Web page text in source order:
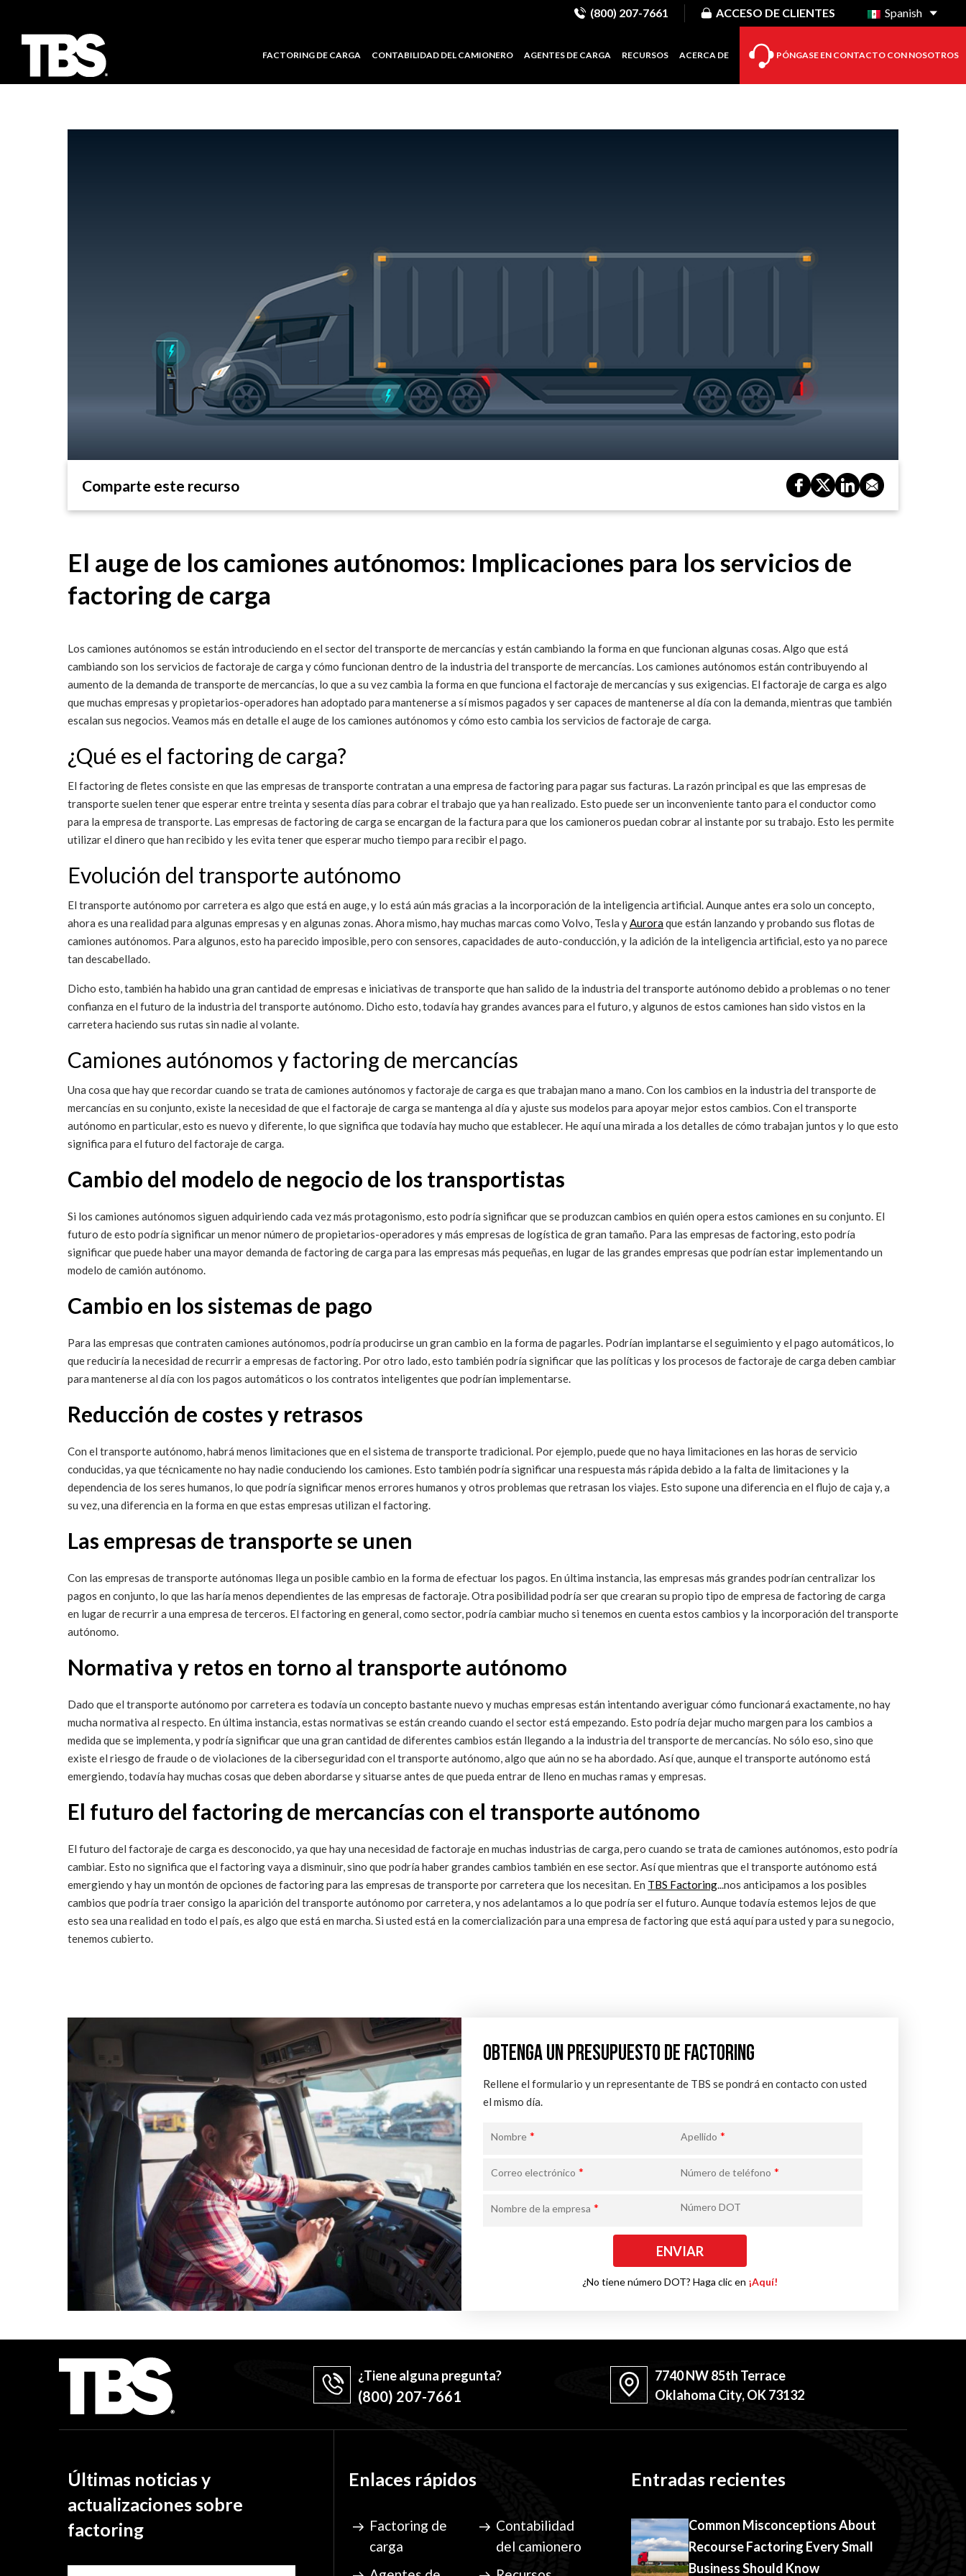
(800) 207-7661 ACCESO DE CLIENTES Spanish
FACTORING DE CARGA CONTABILIDAD DEL CAMIONERO AGENTES DE CARGA RECURSOS ACERCA DE PÓNGASE EN CONTACTO CON NOSOTROS
Comparte este recurso
El auge de los camiones autónomos: Implicaciones para los servicios de
factoring de carga
Los camiones autónomos se están introduciendo en el sector del transporte de mercancías y están cambiando la forma en que funcionan algunas cosas. Algo que está
cambiando son los servicios de factoraje de carga y cómo funcionan dentro de la industria del transporte de mercancías. Los camiones autónomos están contribuyendo al
aumento de la demanda de transporte de mercancías, lo que a su vez cambia la forma en que funciona el factoraje de mercancías y sus exigencias. El factoraje de carga es algo
que muchas empresas y propietarios-operadores han adoptado para mantenerse a sí mismos pagados y ser capaces de mantenerse al día con la demanda, mientras que también
escalan sus negocios. Veamos más en detalle el auge de los camiones autónomos y cómo esto cambia los servicios de factoraje de carga.
¿Qué es el factoring de carga?
El factoring de fletes consiste en que las empresas de transporte contratan a una empresa de factoring para pagar sus facturas. La razón principal es que las empresas de
transporte suelen tener que esperar entre treinta y sesenta días para cobrar el trabajo que ya han realizado. Esto puede ser un inconveniente tanto para el conductor como
para la empresa de transporte. Las empresas de factoring de carga se encargan de la factura para que los camioneros puedan cobrar al instante por su trabajo. Esto les permite
utilizar el dinero que han recibido y les evita tener que esperar mucho tiempo para recibir el pago.
Evolución del transporte autónomo
El transporte autónomo por carretera es algo que está en auge, y lo está aún más gracias a la incorporación de la inteligencia artificial. Aunque antes era solo un concepto,
ahora es una realidad para algunas empresas y en algunas zonas. Ahora mismo, hay muchas marcas como Volvo, Tesla yAuroraque están lanzando y probando sus flotas de
camiones autónomos. Para algunos, esto ha parecido imposible, pero con sensores, capacidades de auto-conducción, y la adición de la inteligencia artificial, esto ya no parece
tan descabellado.
Dicho esto, también ha habido una gran cantidad de empresas e iniciativas de transporte que han salido de la industria del transporte autónomo debido a problemas o no tener
confianza en el futuro de la industria del transporte autónomo. Dicho esto, todavía hay grandes avances para el futuro, y algunos de estos camiones han sido vistos en la
carretera haciendo sus rutas sin nadie al volante.
Camiones autónomos y factoring de mercancías
Una cosa que hay que recordar cuando se trata de camiones autónomos y factoraje de carga es que trabajan mano a mano. Con los cambios en la industria del transporte de
mercancías en su conjunto, existe la necesidad de que el factoraje de carga se mantenga al día y ajuste sus modelos para apoyar mejor estos cambios. Con el transporte
autónomo en particular, esto es nuevo y diferente, lo que significa que todavía hay mucho que establecer. He aquí una mirada a los detalles de cómo trabajan juntos y lo que esto
significa para el futuro del factoraje de carga.
Cambio del modelo de negocio de los transportistas
Si los camiones autónomos siguen adquiriendo cada vez más protagonismo, esto podría significar que se produzcan cambios en quién opera estos camiones en su conjunto. El
futuro de esto podría significar un menor número de propietarios-operadores y más empresas de logística de gran tamaño. Para las empresas de factoring, esto podría
significar que puede haber una mayor demanda de factoring de carga para las empresas más pequeñas, en lugar de las grandes empresas que podrían estar implementando un
modelo de camión autónomo.
Cambio en los sistemas de pago
Para las empresas que contraten camiones autónomos, podría producirse un gran cambio en la forma de pagarles. Podrían implantarse el seguimiento y el pago automáticos, lo
que reduciría la necesidad de recurrir a empresas de factoring. Por otro lado, esto también podría significar que las políticas y los procesos de factoraje de carga deben cambiar
para mantenerse al día con los pagos automáticos o los contratos inteligentes que podrían implementarse.
Reducción de costes y retrasos
Con el transporte autónomo, habrá menos limitaciones que en el sistema de transporte tradicional. Por ejemplo, puede que no haya limitaciones en las horas de servicio
conducidas, ya que técnicamente no hay nadie conduciendo los camiones. Esto también podría significar una respuesta más rápida debido a la falta de limitaciones y la
dependencia de los seres humanos, lo que podría significar menos errores humanos y otros problemas que retrasan los viajes. Esto supone una diferencia en el flujo de caja y, a
su vez, una diferencia en la forma en que estas empresas utilizan el factoring.
Las empresas de transporte se unen
Con las empresas de transporte autónomas llega un posible cambio en la forma de efectuar los pagos. En última instancia, las empresas más grandes podrían centralizar los
pagos en conjunto, lo que las haría menos dependientes de las empresas de factoraje. Otra posibilidad podría ser que crearan su propio tipo de empresa de factoring de carga
en lugar de recurrir a una empresa de terceros. El factoring en general, como sector, podría cambiar mucho si tenemos en cuenta estos cambios y la incorporación del transporte
autónomo.
Normativa y retos en torno al transporte autónomo
Dado que el transporte autónomo por carretera es todavía un concepto bastante nuevo y muchas empresas están intentando averiguar cómo funcionará exactamente, no hay
mucha normativa al respecto. En última instancia, estas normativas se están creando cuando el sector está empezando. Esto podría dejar mucho margen para los cambios a
medida que se implementa, y podría significar que una gran cantidad de diferentes cambios están llegando a la industria del transporte de mercancías. No sólo eso, sino que
existe el riesgo de fraude o de violaciones de la ciberseguridad con el transporte autónomo, algo que aún no se ha abordado. Así que, aunque el transporte autónomo está
emergiendo, todavía hay muchas cosas que deben abordarse y situarse antes de que pueda entrar de lleno en muchas ramas y empresas.
El futuro del factoring de mercancías con el transporte autónomo
El futuro del factoraje de carga es desconocido, ya que hay una necesidad de factoraje en muchas industrias de carga, pero cuando se trata de camiones autónomos, esto podría
cambiar. Esto no significa que el factoring vaya a disminuir, sino que podría haber grandes cambios también en ese sector. Así que mientras que el transporte autónomo está
emergiendo y hay un montón de opciones de factoring para las empresas de transporte por carretera que los necesitan. En TBS Factoring...nos anticipamos a los posibles
cambios que podría traer consigo la aparición del transporte autónomo por carretera, y nos adelantamos a lo que podría ser el futuro. Aunque todavía estemos lejos de que
esto sea una realidad en todo el país, es algo que está en marcha. Si usted está en la comercialización para una empresa de factoring que está aquí para usted y para su negocio,
tenemos cubierto.
OBTENGA UN PRESUPUESTO DE FACTORING
Rellene el formulario y un representante de TBS se pondrá en contacto con usted
el mismo día.
Nombre * Apellido *
Correo electrónico * Número de teléfono *
Nombre de la empresa * Número DOT
¿No tiene número DOT? Haga clic en ¡Aquí!
¿Tiene alguna pregunta?
(800) 207-7661
7740 NW 85th Terrace
Oklahoma City, OK 73132
Últimas noticias y
actualizaciones sobre
factoring
Enlaces rápidos
Factoring de
carga
Contabilidad
del camionero
Entradas recientes
Common Misconceptions About
Recourse Factoring Every Small
Business Should Know